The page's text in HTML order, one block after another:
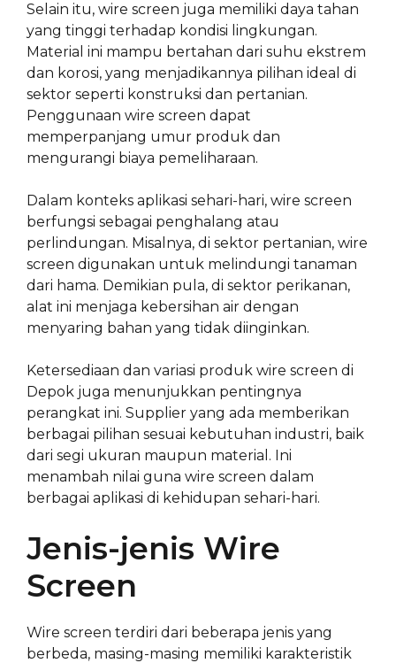
Selain itu, wire screen juga memiliki daya tahan
yang tinggi terhadap kondisi lingkungan.
Material ini mampu bertahan dari suhu ekstrem
dan korosi, yang menjadikannya pilihan ideal di
sektor seperti konstruksi dan pertanian.
Penggunaan wire screen dapat
memperpanjang umur produk dan
mengurangi biaya pemeliharaan.
Dalam konteks aplikasi sehari-hari, wire screen
berfungsi sebagai penghalang atau
perlindungan. Misalnya, di sektor pertanian, wire
screen digunakan untuk melindungi tanaman
dari hama. Demikian pula, di sektor perikanan,
alat ini menjaga kebersihan air dengan
menyaring bahan yang tidak diinginkan.
Ketersediaan dan variasi produk wire screen di
Depok juga menunjukkan pentingnya
perangkat ini. Supplier yang ada memberikan
berbagai pilihan sesuai kebutuhan industri, baik
dari segi ukuran maupun material. Ini
menambah nilai guna wire screen dalam
berbagai aplikasi di kehidupan sehari-hari.
Jenis-jenis Wire
Screen
Wire screen terdiri dari beberapa jenis yang
berbeda, masing-masing memiliki karakteristik